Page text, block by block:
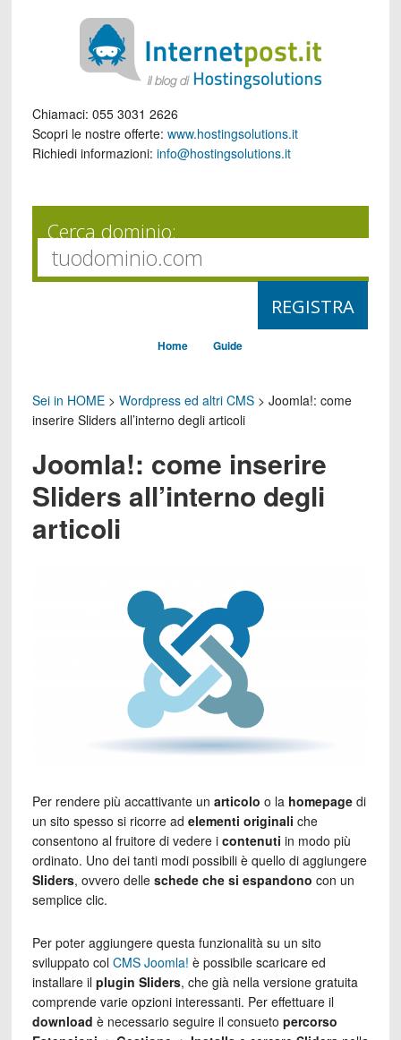
Chiamaci: 055 3031 2626
Scopri le nostre offerte: www.hostingsolutions.it
Richiedi informazioni: info@hostingsolutions.it
Cerca dominio:
Home Guide
Sei in HOME> Wordpress ed altri CMS> Joomla!: come
inserire Sliders all’interno degli articoli
Joomla!: come inserire
Sliders all’interno degli
articoli
Per rendere più accattivante un articolo o la homepagedi
un sito spesso si ricorre ad elementi originali che
consentono al fruitore di vedere i contenuti in modo più
ordinato. Uno dei tanti modi possibili è quello di aggiungere
Sliders, ovvero delle schede che si espandono con un
semplice clic.
Per poter aggiungere questa funzionalità su un sito
sviluppato col CMS Joomla! è possibile scaricare ed
installare il plugin Sliders, che già nella versione gratuita
comprende varie opzioni interessanti. Per effettuare il
download è necessario seguire il consueto percorso